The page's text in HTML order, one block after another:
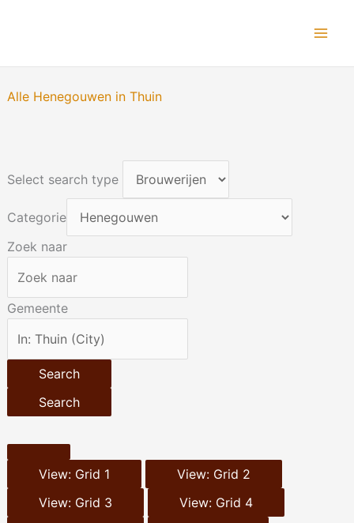
inhoud
Alle Henegouwen in Thuin
Select search type
Categorie
Zoek naar
Gemeente
Search
Search
View: Grid 1
View: Grid 2
View: Grid 3
View: Grid 4